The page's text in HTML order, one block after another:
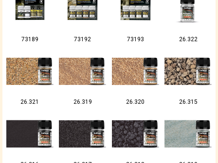
73189 73192 73193 26.322
26.321 26.319 26.320 26.315